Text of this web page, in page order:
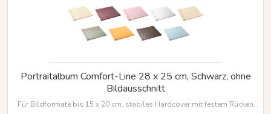
Portraitalbum Comfort-Line 28 x 25 cm, Schwarz, ohne
Bildausschnitt
Für Bildformate bis 15 x 20 cm, stabiles Hardcover mit festem Rücken